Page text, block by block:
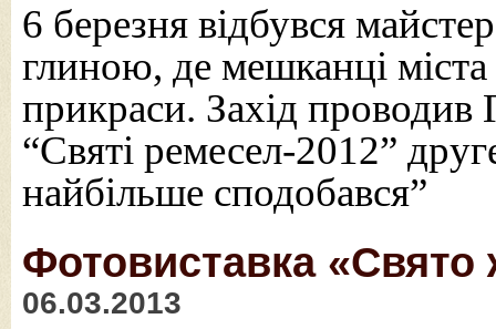
6 березня відбувся
глиною, де мешканці
прикраси. Захід проводив
“Святі ремесел-2012”
найбільше сподобався”
Фотовиставка «Свято
06.03.2013